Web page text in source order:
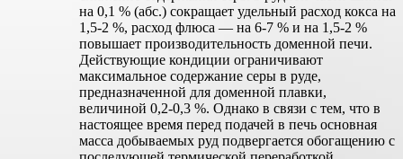
на 0,1 % (абс.) сокращает удельный расход кокса на
1,5-2 %, расход флюса — на 6-7 % и на 1,5-2 %
повышает производительность доменной печи.
Действующие кондиции ограничивают
максимальное содержание серы в руде,
предназначенной для доменной плавки,
величиной 0,2-0,3 %. Однако в связи с тем, что в
настоящее время перед подачей в печь основная
масса добываемых руд подвергается обогащению с